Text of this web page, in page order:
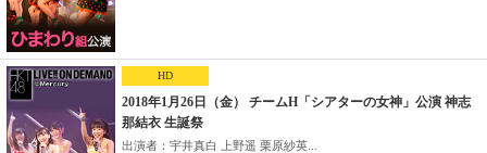
HD
2018年1月26日（金） チームH「シアターの女神」公演 神志
那結衣 生誕祭
出演者：宇井真白 上野遥 栗原紗英...